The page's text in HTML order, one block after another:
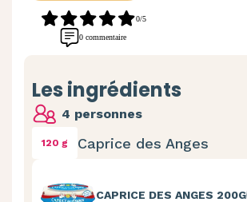
0/5
0 commentaire
Les ingrédients
4 personnes
120 g Caprice des Anges
CAPRICE DES ANGES 200G